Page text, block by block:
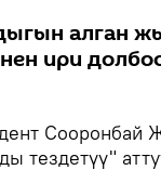
алган
ири
Сооронбай
тездетүү"